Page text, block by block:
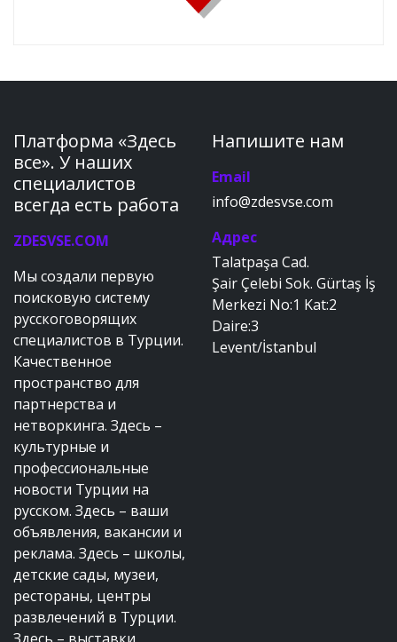
Платформа «Здесь
все». У наших
специалистов
всегда есть работа
ZDESVSE.COM
Мы создали первую
поисковую систему
русскоговорящих
специалистов в Турции.
Качественное
пространство для
партнерства и
нетворкинга. Здесь –
культурные и
профессиональные
новости Турции на
русском. Здесь – ваши
объявления, вакансии и
реклама. Здесь – школы,
детские сады, музеи,
рестораны, центры
развлечений в Турции.
Напишите нам
Email
info@zdesvse.com
Адрес
Talatpaşa Cad.
Şair Çelebi Sok. Gürtaş İş
Merkezi No:1 Kat:2
Daire:3
Levent/İstanbul